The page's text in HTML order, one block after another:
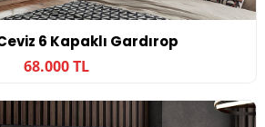
6 Kapaklı Gardırop
68.000 TL